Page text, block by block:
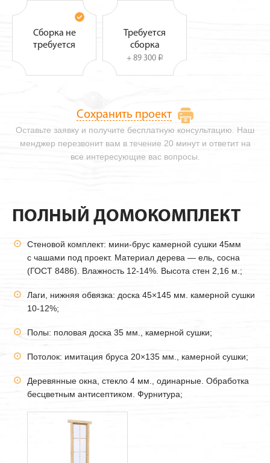
Сборка не
требуется
Требуется
сборка
+ 89 300 i
Оставьте заявку и получите бесплатную консультацию. Наш
менджер перезвонит вам в течение 20 минут и ответит на
все интересующие вас вопросы.
Сохранить проект
ПОЛНЫЙ ДОМОКОМПЛЕКТ
Стеновой комплект: мини-брус камерной сушки 45мм
с чашами под проект. Материал дерева — ель, сосна
(ГОСТ 8486). Влажность 12-14%. Высота стен 2,16 м.;
Лаги, нижняя обвязка: доска 45×145 мм. камерной сушки
10-12%;
Полы: половая доска 35 мм., камерной сушки;
Потолок: имитация бруса 20×135 мм., камерной сушки;
Деревянные окна, стекло 4 мм., одинарные. Обработка
бесцветным антисептиком. Фурнитура;